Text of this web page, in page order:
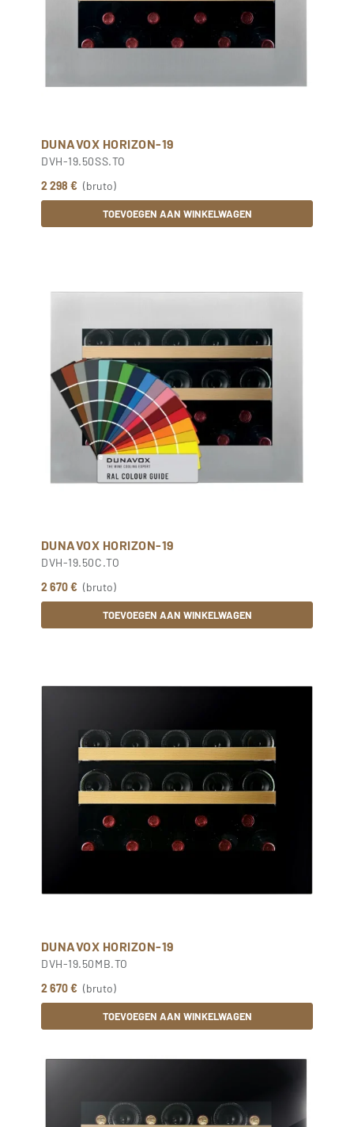
DUNAVOX HORIZON-19
DVH-19.50SS.TO
2 298 € (bruto)
TOEVOEGEN AAN WINKELWAGEN
DUNAVOX HORIZON-19
DVH-19.50C.TO
2 670 € (bruto)
TOEVOEGEN AAN WINKELWAGEN
DUNAVOX HORIZON-19
DVH-19.50MB.TO
2 670 € (bruto)
TOEVOEGEN AAN WINKELWAGEN